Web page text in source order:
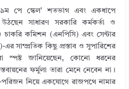
e
ar
e
পে স্কেল’ শতভাগ এবং একধাপে
উঠছেন সাধারণ সরকারি কর্মকর্তা ও
চাকরি কমিশন (এনপিসি) এবং সেন্টার
সাম্প্রতিক কিছু প্রস্তাব ও সুপারিশের
স্পষ্ট জানিয়েছেন, কোনো ধরনের
ফর্মুলা তারা মেনে নেবেন না।
পরিজন নিয়ে একযোগে রাজপথে নামার